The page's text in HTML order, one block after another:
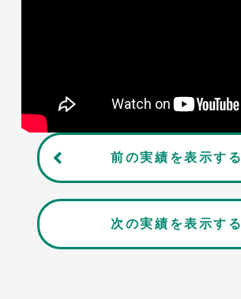
前の実績を表示する
次の実績を表示する